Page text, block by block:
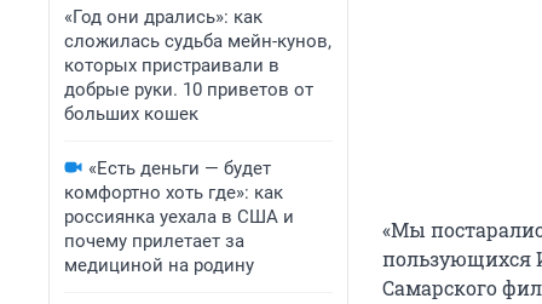
«Год они дрались»: как
сложилась судьба мейн-кунов,
которых пристраивали в
добрые руки. 10 приветов от
больших кошек
«Есть деньги — будет
комфортно хоть где»: как
россиянка уехала в США и
почему прилетает за
медициной на родину
«Мы
пользующихся
Самарского